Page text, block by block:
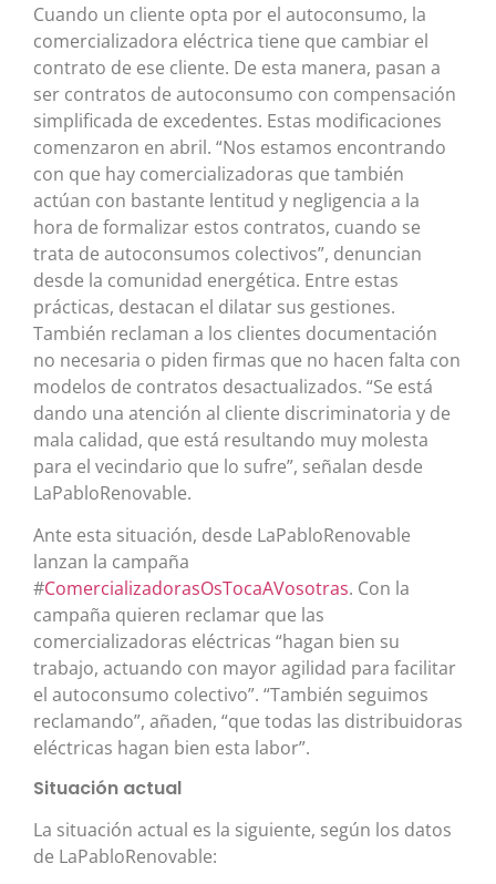
Cuando un cliente opta por el autoconsumo, la
comercializadora eléctrica tiene que cambiar el
contrato de ese cliente. De esta manera, pasan a
ser contratos de autoconsumo con compensación
simplificada de excedentes. Estas modificaciones
comenzaron en abril. “Nos estamos encontrando
con que hay comercializadoras que también
actúan con bastante lentitud y negligencia a la
hora de formalizar estos contratos, cuando se
trata de autoconsumos colectivos”, denuncian
desde la comunidad energética. Entre estas
prácticas, destacan el dilatar sus gestiones.
También reclaman a los clientes documentación
no necesaria o piden firmas que no hacen falta con
modelos de contratos desactualizados. “Se está
dando una atención al cliente discriminatoria y de
mala calidad, que está resultando muy molesta
para el vecindario que lo sufre”, señalan desde
LaPabloRenovable.
Ante esta situación, desde LaPabloRenovable
lanzan la campaña
#ComercializadorasOsTocaAVosotras. Con la
campaña quieren reclamar que las
comercializadoras eléctricas “hagan bien su
trabajo, actuando con mayor agilidad para facilitar
el autoconsumo colectivo”. “También seguimos
reclamando”, añaden, “que todas las distribuidoras
eléctricas hagan bien esta labor”.
Situación actual
La situación actual es la siguiente, según los datos
de LaPabloRenovable: